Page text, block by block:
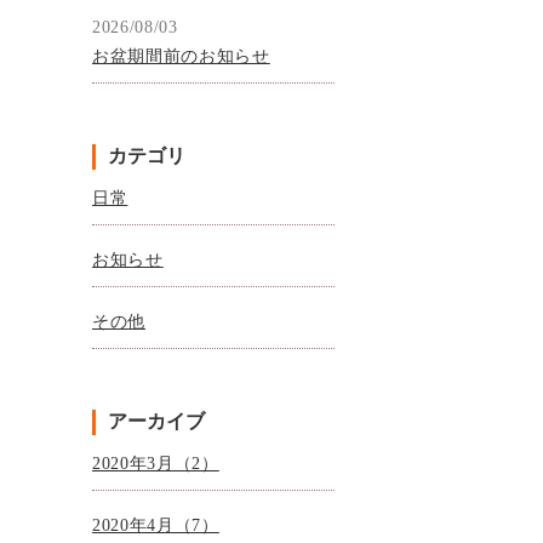
2026/08/03
お盆期間前のお知らせ
カテゴリ
日常
お知らせ
その他
アーカイブ
2020年3月（2）
2020年4月（7）